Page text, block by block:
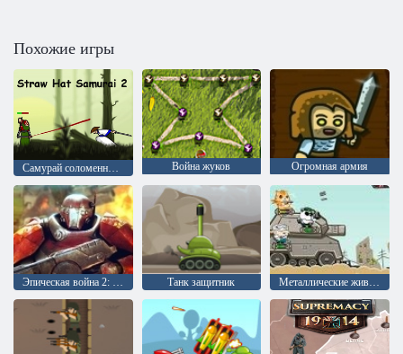
Похожие игры
Самурай соломенной шляпы 2 Война жуков Огромная армия
Эпическая война 2: Защита башни Танк защитник Металлические животные